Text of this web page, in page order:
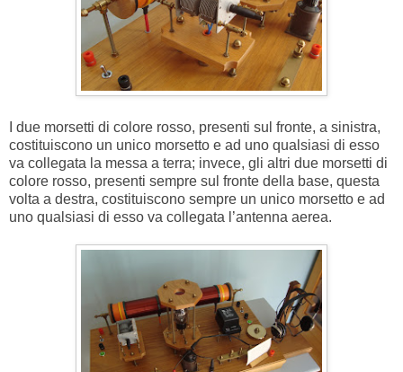
I due morsetti di colore rosso, presenti sul fronte, a sinistra,
costituiscono un unico morsetto e ad uno qualsiasi di esso
va collegata la messa a terra; invece, gli altri due morsetti di
colore rosso, presenti sempre sul fronte della base, questa
volta a destra, costituiscono sempre un unico morsetto e ad
uno qualsiasi di esso va collegata l’antenna aerea.